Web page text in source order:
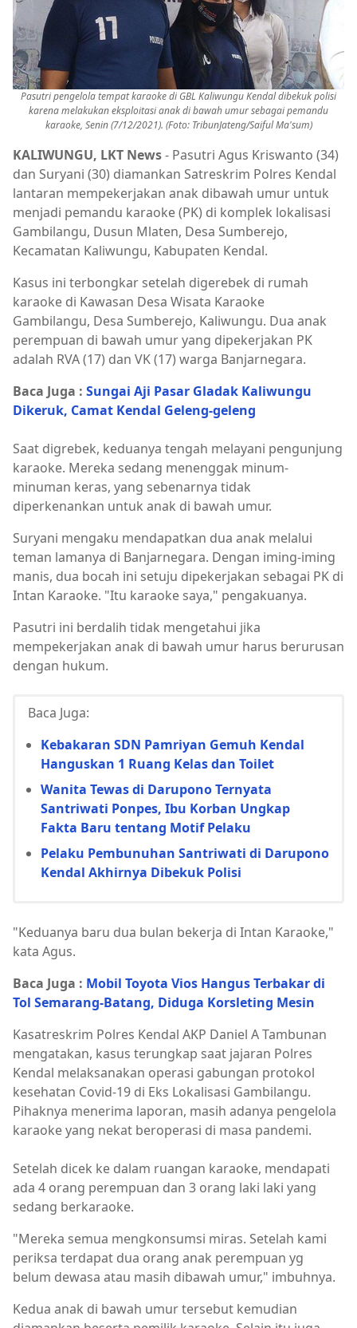
Pasutri pengelola tempat karaoke di GBL Kaliwungu Kendal dibekuk polisi
karena melakukan eksploitasi anak di bawah umur sebagai pemandu
karaoke, Senin (7/12/2021). (Foto: TribunJateng/Saiful Ma'sum)
KALIWUNGU, LKT News- Pasutri Agus Kriswanto (34)
dan Suryani (30) diamankan Satreskrim Polres Kendal
lantaran mempekerjakan anak dibawah umur untuk
menjadi pemandu karaoke (PK) di komplek lokalisasi
Gambilangu, Dusun Mlaten, Desa Sumberejo,
Kecamatan Kaliwungu, Kabupaten Kendal.
Kasus ini terbongkar setelah digerebek di rumah
karaoke di Kawasan Desa Wisata Karaoke
Gambilangu, Desa Sumberejo, Kaliwungu. Dua anak
perempuan di bawah umur yang dipekerjakan PK
adalah RVA (17) dan VK (17) warga Banjarnegara.
Baca Juga : Sungai Aji Pasar Gladak Kaliwungu
Dikeruk, Camat Kendal Geleng-geleng
Saat digrebek, keduanya tengah melayani pengunjung
karaoke. Mereka sedang menenggak minum-
minuman keras, yang sebenarnya tidak
diperkenankan untuk anak di bawah umur.
Suryani mengaku mendapatkan dua anak melalui
teman lamanya di Banjarnegara. Dengan iming-iming
manis, dua bocah ini setuju dipekerjakan sebagai PK di
Intan Karaoke. "Itu karaoke saya," pengakuanya.
Pasutri ini berdalih tidak mengetahui jika
mempekerjakan anak di bawah umur harus berurusan
dengan hukum.
Baca Juga:
Kebakaran SDN Pamriyan Gemuh Kendal
Hanguskan 1 Ruang Kelas dan Toilet
Wanita Tewas di Darupono Ternyata
Santriwati Ponpes, Ibu Korban Ungkap
Fakta Baru tentang Motif Pelaku
Pelaku Pembunuhan Santriwati di Darupono
Kendal Akhirnya Dibekuk Polisi
"Keduanya baru dua bulan bekerja di Intan Karaoke,"
kata Agus.
Baca Juga : Mobil Toyota Vios Hangus Terbakar di
Tol Semarang-Batang, Diduga Korsleting Mesin
Kasatreskrim Polres Kendal AKP Daniel A Tambunan
mengatakan, kasus terungkap saat jajaran Polres
Kendal melaksanakan operasi gabungan protokol
kesehatan Covid-19 di Eks Lokalisasi Gambilangu.
Pihaknya menerima laporan, masih adanya pengelola
karaoke yang nekat beroperasi di masa pandemi.
Setelah dicek ke dalam ruangan karaoke, mendapati
ada 4 orang perempuan dan 3 orang laki laki yang
sedang berkaraoke.
"Mereka semua mengkonsumsi miras. Setelah kami
periksa terdapat dua orang anak perempuan yg
belum dewasa atau masih dibawah umur," imbuhnya.
Kedua anak di bawah umur tersebut kemudian